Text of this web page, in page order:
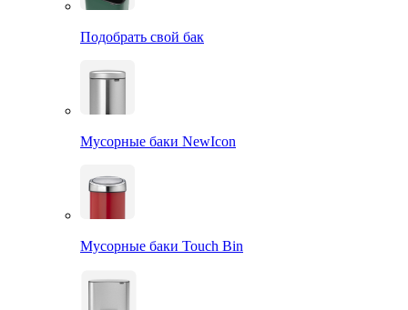
Подобрать свой бак
Мусорные баки NewIcon
Мусорные баки Touch Bin